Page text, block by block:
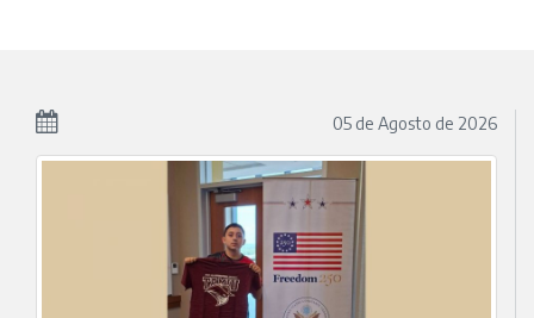
04 de Agosto de 2026